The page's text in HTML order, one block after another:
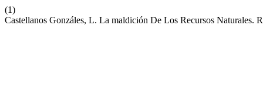
(1)
Castellanos Gonzáles, L. La maldición De Los Recursos Naturales.